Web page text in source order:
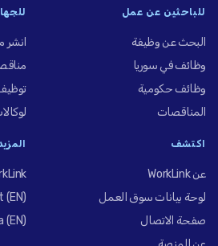
للباحثين عن عمل
البحث عن وظيفة
وظائف في سوريا
وظائف حكومية
المناقصات
انشر
اكتشف
عن WorkLink
لوحة بيانات سوق العمل
صفحة الاتصال
(EN)
(EN)